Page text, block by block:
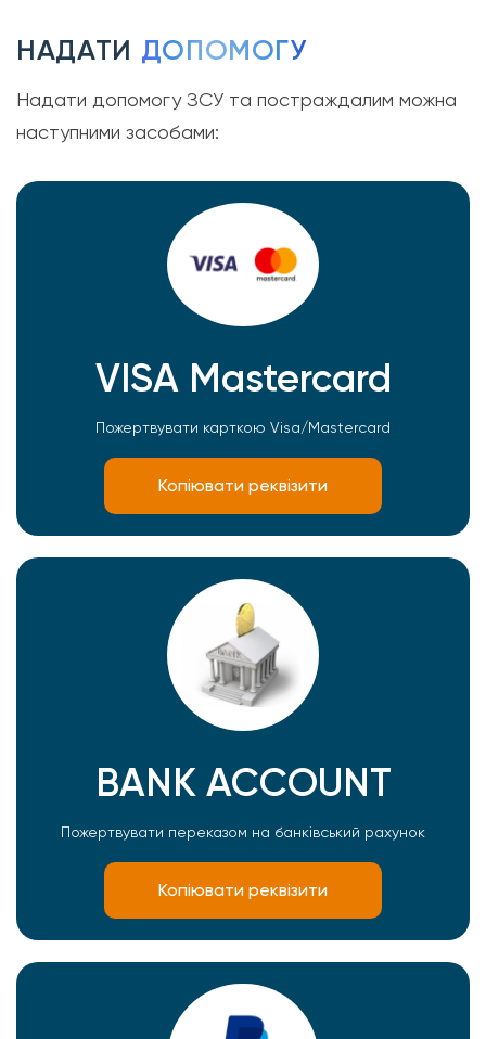
НАДАТИ ДОПОМОГУ
Надати допомогу ЗСУ та постраждалим можна
наступними засобами:
VISA Mastercard
Пожертвувати карткою Visa/Mastercard
Копіювати реквізити
BANK ACCOUNT
Пожертвувати переказом на банківський рахунок
Копіювати реквізити